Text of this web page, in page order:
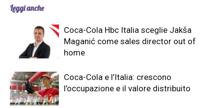
Leggi anche
Coca-Cola Hbc Italia sceglie Jakša
Maganić come sales director out of
home
Coca-Cola e l’Italia: crescono
l’occupazione e il valore distribuito